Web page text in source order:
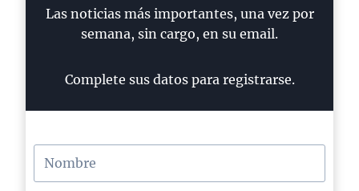
Las noticias más importantes, una vez por
semana, sin cargo, en su email.
Complete sus datos para registrarse.